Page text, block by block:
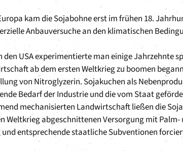
kam die Sojabohne erst im frühen 18.
Anbauversuche an den klimatischen
den USA experimentierte man einige Jahrzehnte
ab dem ersten Weltkrieg zu boomen
von Nitroglyzerin. Sojakuchen als
Bedarf der Industrie und die vom Staat
mechanisierten Landwirtschaft ließen die
Weltkrieg abgeschnittenen Versorgung mit
und entsprechende staatliche Subventionen